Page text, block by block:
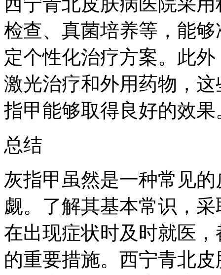
检查、真菌培养等，能
定个性化治疗方案。此
激光治疗和外用药物，
指甲能够取得良好的效果
总结
灰指甲虽然是一种常见
觑。了解其基本常识，
在出现症状时及时就医
的重要措施。西宁青北